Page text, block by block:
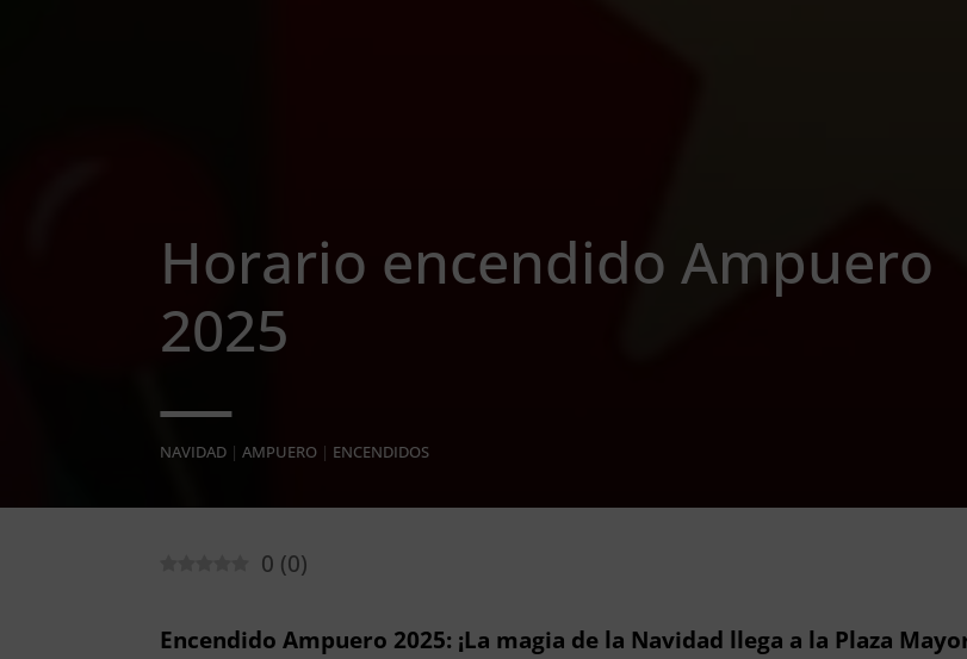
Horario encendido Ampuero
2025
NAVIDAD |AMPUERO | ENCENDIDOS
0 (0)
Encendido Ampuero 2025: ¡La magia de la Navidad llega a la Plaza